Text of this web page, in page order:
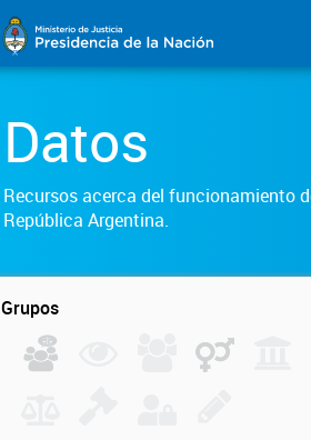
Datos
Recursos acerca del funcionamiento
República Argentina.
Grupos